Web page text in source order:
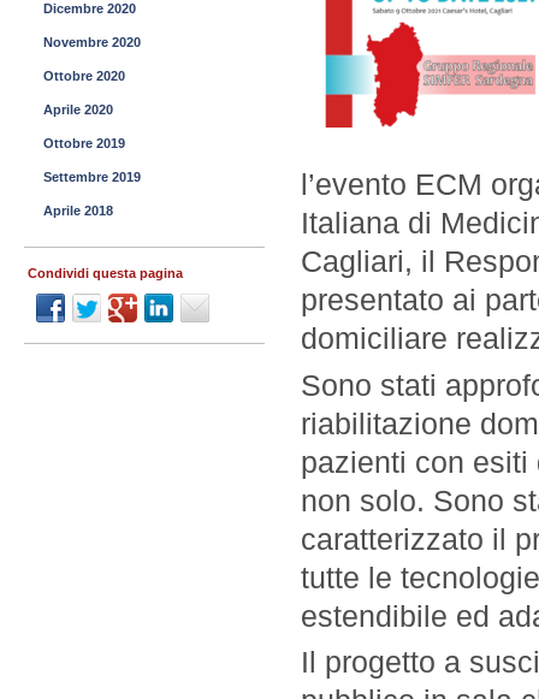
l’evento ECM
Italiana di
Cagliari, il
presentato ai
domiciliare
Sono stati
riabilitazione
pazienti con esiti
non solo. Sono
caratterizzato il
tutte le
estendibile ed
Il progetto a
Dicembre 2020
Novembre 2020
Ottobre 2020
Aprile 2020
Ottobre 2019
Settembre 2019
Aprile 2018
Condividi questa pagina